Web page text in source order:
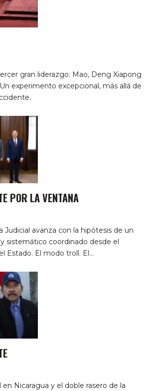
gran liderazgo: Mao, Deng Xiapong
experimento excepcional, más allá de
POR LA VENTANA
Judicial avanza con la hipótesis de un
sistemático coordinado desde el
Estado. El modo troll. El…
en Nicaragua y el doble rasero de la